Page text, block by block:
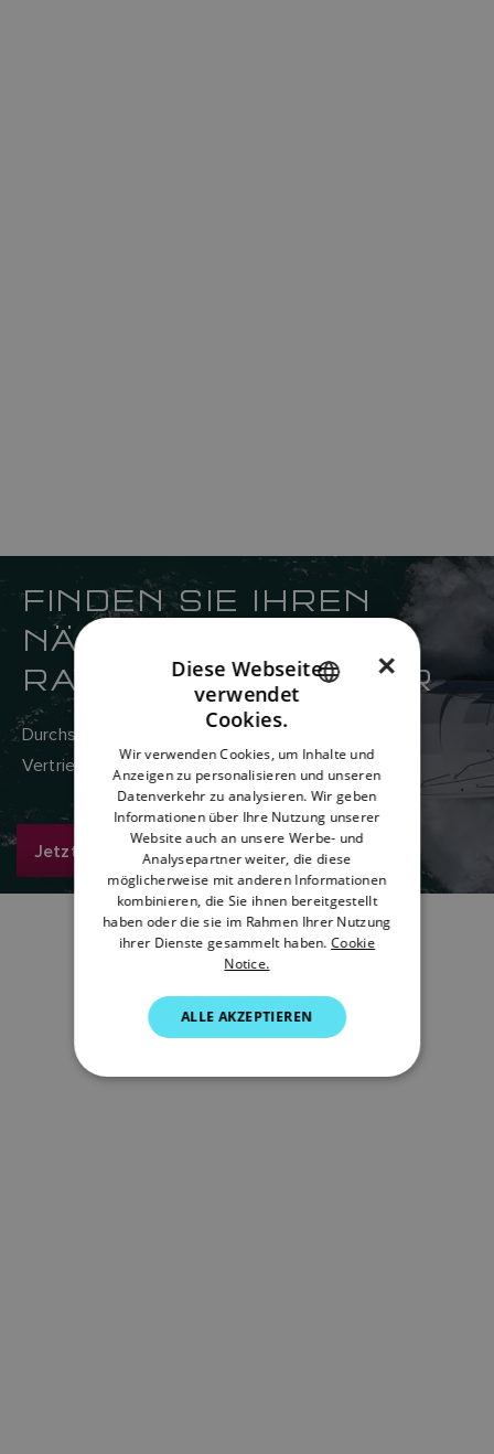
FINDEN SIE IHREN
NÄCHSTGELEGENEN
RAYMARINE-HÄNDLER
Durchsuchen Sie hier das weltweite Netzwerk von
Vertriebs- und Servicehändlern von Raymarine.
Jetzt suchen
DANISH
ITALIAN
SWEDISH
GERMAN
DUTCH
NORWEGIAN
FINNISH
×
Diese Webseite
verwendet
Cookies.
Wir verwenden Cookies, um Inhalte und
Anzeigen zu personalisieren und unseren
Datenverkehr zu analysieren. Wir geben
Informationen über Ihre Nutzung unserer
Website auch an unsere Werbe- und
Analysepartner weiter, die diese
möglicherweise mit anderen Informationen
kombinieren, die Sie ihnen bereitgestellt
haben oder die sie im Rahmen Ihrer Nutzung
ihrer Dienste gesammelt haben. Cookie
Notice.
ALLE AKZEPTIEREN